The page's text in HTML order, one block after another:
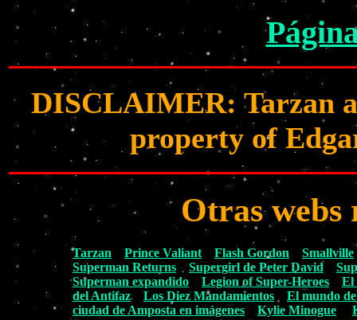
DISCLAIMER: Tarzan
property of
Otras webs
Tarzan Prince Valiant Flash Gordon
Smallville
Superman Returns
Supergirl de Peter David
Superman expandido
Legion of Super-Heroes
El
del Antifaz
Los Diez Mandamientos
El mundo
ciudad de Amposta en imágenes
Kylie Minogue